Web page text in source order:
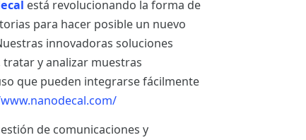
está revolucionando la forma de
para hacer posible un nuevo
innovadoras soluciones
y analizar muestras
que pueden integrarse fácilmente
de comunicaciones y